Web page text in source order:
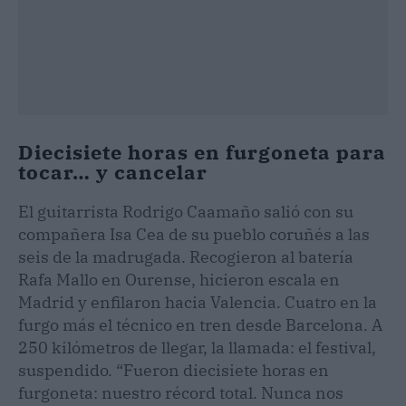
Diecisiete horas en furgoneta para
tocar… y cancelar
El guitarrista Rodrigo Caamaño salió con su
compañera Isa Cea de su pueblo coruñés a las
seis de la madrugada. Recogieron al batería
Rafa Mallo en Ourense, hicieron escala en
Madrid y enfilaron hacia Valencia. Cuatro en la
furgo más el técnico en tren desde Barcelona. A
250 kilómetros de llegar, la llamada: el festival,
suspendido. “Fueron diecisiete horas en
furgoneta: nuestro récord total. Nunca nos